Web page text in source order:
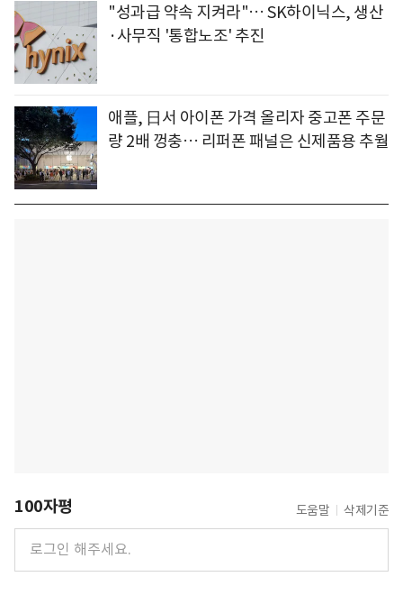
"성과급 약속 지켜라"… SK하이닉스, 생산
·사무직 '통합노조' 추진
애플, 日서 아이폰 가격 올리자 중고폰 주문
량 2배 껑충… 리퍼폰 패널은 신제품용 추월
100자평 도움말 삭제기준